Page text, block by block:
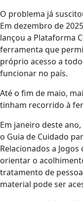
O problema já
Em dezembro de
lançou a Plataforma
ferramenta que
próprio acesso a
funcionar no país.
Até o fim de maio,
tinham recorrido à
Em janeiro deste
o Guia de Cuidado
Relacionados a
orientar o
tratamento de
material pode ser